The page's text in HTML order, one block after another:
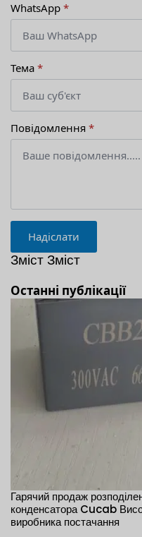
WhatsApp *
Тема *
Повідомлення *
Надіслати
Зміст Зміст
Останні публікації
Гарячий продаж
конденсатора Cucab
виробника постачання